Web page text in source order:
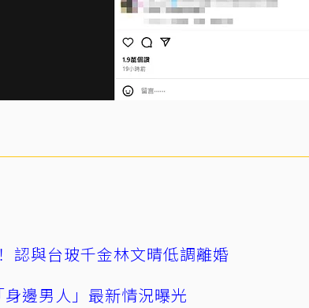
認與台玻千金林文晴低調離婚
邊男人」最新情況曝光